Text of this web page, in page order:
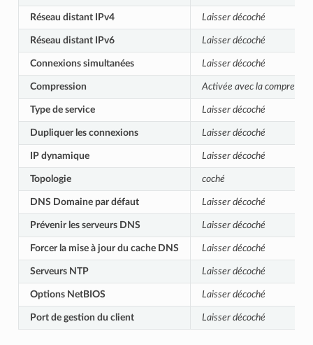
Réseau distant IPv4 Laisser décoché
Réseau distant IPv6 Laisser décoché
Connexions simultanées Laisser décoché
Compression Activée avec la
Type de service Laisser décoché
Dupliquer les connexions Laisser décoché
IP dynamique Laisser décoché
Topologie coché
DNS Domaine par défaut Laisser décoché
Prévenir les serveurs DNS Laisser décoché
Forcer la mise à jour du cache DNS Laisser décoché
Serveurs NTP Laisser décoché
Options NetBIOS Laisser décoché
Port de gestion du client Laisser décoché